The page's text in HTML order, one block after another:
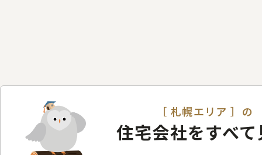
［ 札幌エリア ］の
住宅会社をすべ